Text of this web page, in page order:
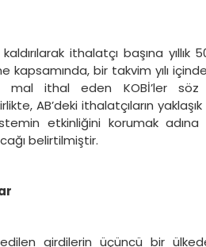
ithalatçı başına yıllık
kapsamında, bir takvim yılı
mal ithal eden KOBİ’ler söz
AB’deki ithalatçıların yaklaşık
etkinliğini korumak adına
belirtilmiştir.
girdilerin üçüncü bir